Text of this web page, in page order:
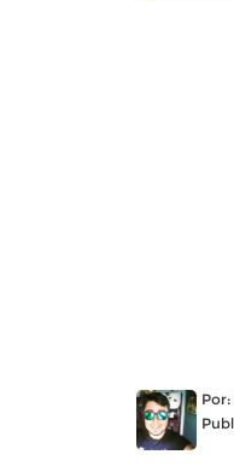
Por: